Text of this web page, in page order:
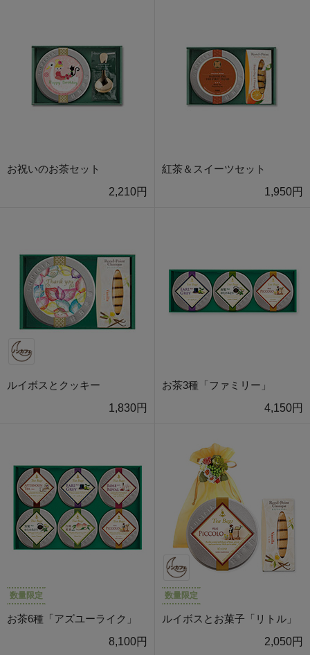
お祝いのお茶セット
2,210円
紅茶＆スイーツセット
1,950円
ルイボスとクッキー
1,830円
お茶3種「ファミリー」
4,150円
数量限定
お茶6種「アズユーライク」
8,100円
数量限定
ルイボスとお菓子「リトル」
2,050円